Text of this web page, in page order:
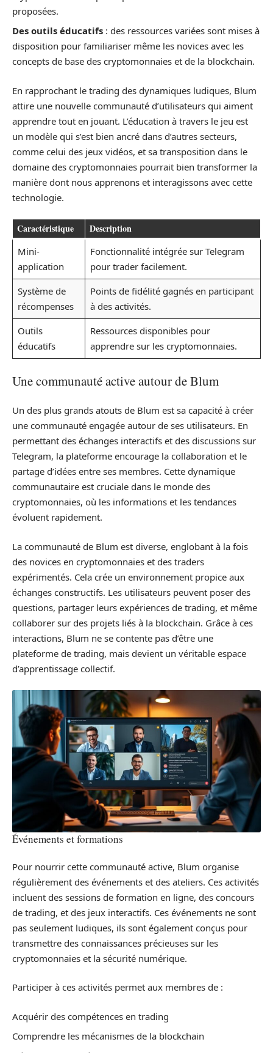
proposées.
Des outils éducatifs : des ressources variées sont mises à
disposition pour familiariser même les novices avec les
concepts de base des cryptomonnaies et de la blockchain.
En rapprochant le trading des dynamiques ludiques, Blum
attire une nouvelle communauté d’utilisateurs qui aiment
apprendre tout en jouant. L’éducation à travers le jeu est
un modèle qui s’est bien ancré dans d’autres secteurs,
comme celui des jeux vidéos, et sa transposition dans le
domaine des cryptomonnaies pourrait bien transformer la
manière dont nous apprenons et interagissons avec cette
technologie.
Caractéristique Description
Mini-
application
Fonctionnalité intégrée sur Telegram
pour trader facilement.
Système de
récompenses
Points de fidélité gagnés en participant
à des activités.
Outils
éducatifs
Ressources disponibles pour
apprendre sur les cryptomonnaies.
Une communauté active autour de Blum
Un des plus grands atouts de Blum est sa capacité à créer
une communauté engagée autour de ses utilisateurs. En
permettant des échanges interactifs et des discussions sur
Telegram, la plateforme encourage la collaboration et le
partage d’idées entre ses membres. Cette dynamique
communautaire est cruciale dans le monde des
cryptomonnaies, où les informations et les tendances
évoluent rapidement.
La communauté de Blum est diverse, englobant à la fois
des novices en cryptomonnaies et des traders
expérimentés. Cela crée un environnement propice aux
échanges constructifs. Les utilisateurs peuvent poser des
questions, partager leurs expériences de trading, et même
collaborer sur des projets liés à la blockchain. Grâce à ces
interactions, Blum ne se contente pas d’être une
plateforme de trading, mais devient un véritable espace
d’apprentissage collectif.
Événements et formations
Pour nourrir cette communauté active, Blum organise
régulièrement des événements et des ateliers. Ces activités
incluent des sessions de formation en ligne, des concours
de trading, et des jeux interactifs. Ces événements ne sont
pas seulement ludiques, ils sont également conçus pour
transmettre des connaissances précieuses sur les
cryptomonnaies et la sécurité numérique.
Participer à ces activités permet aux membres de :
Acquérir des compétences en trading
Comprendre les mécanismes de la blockchain